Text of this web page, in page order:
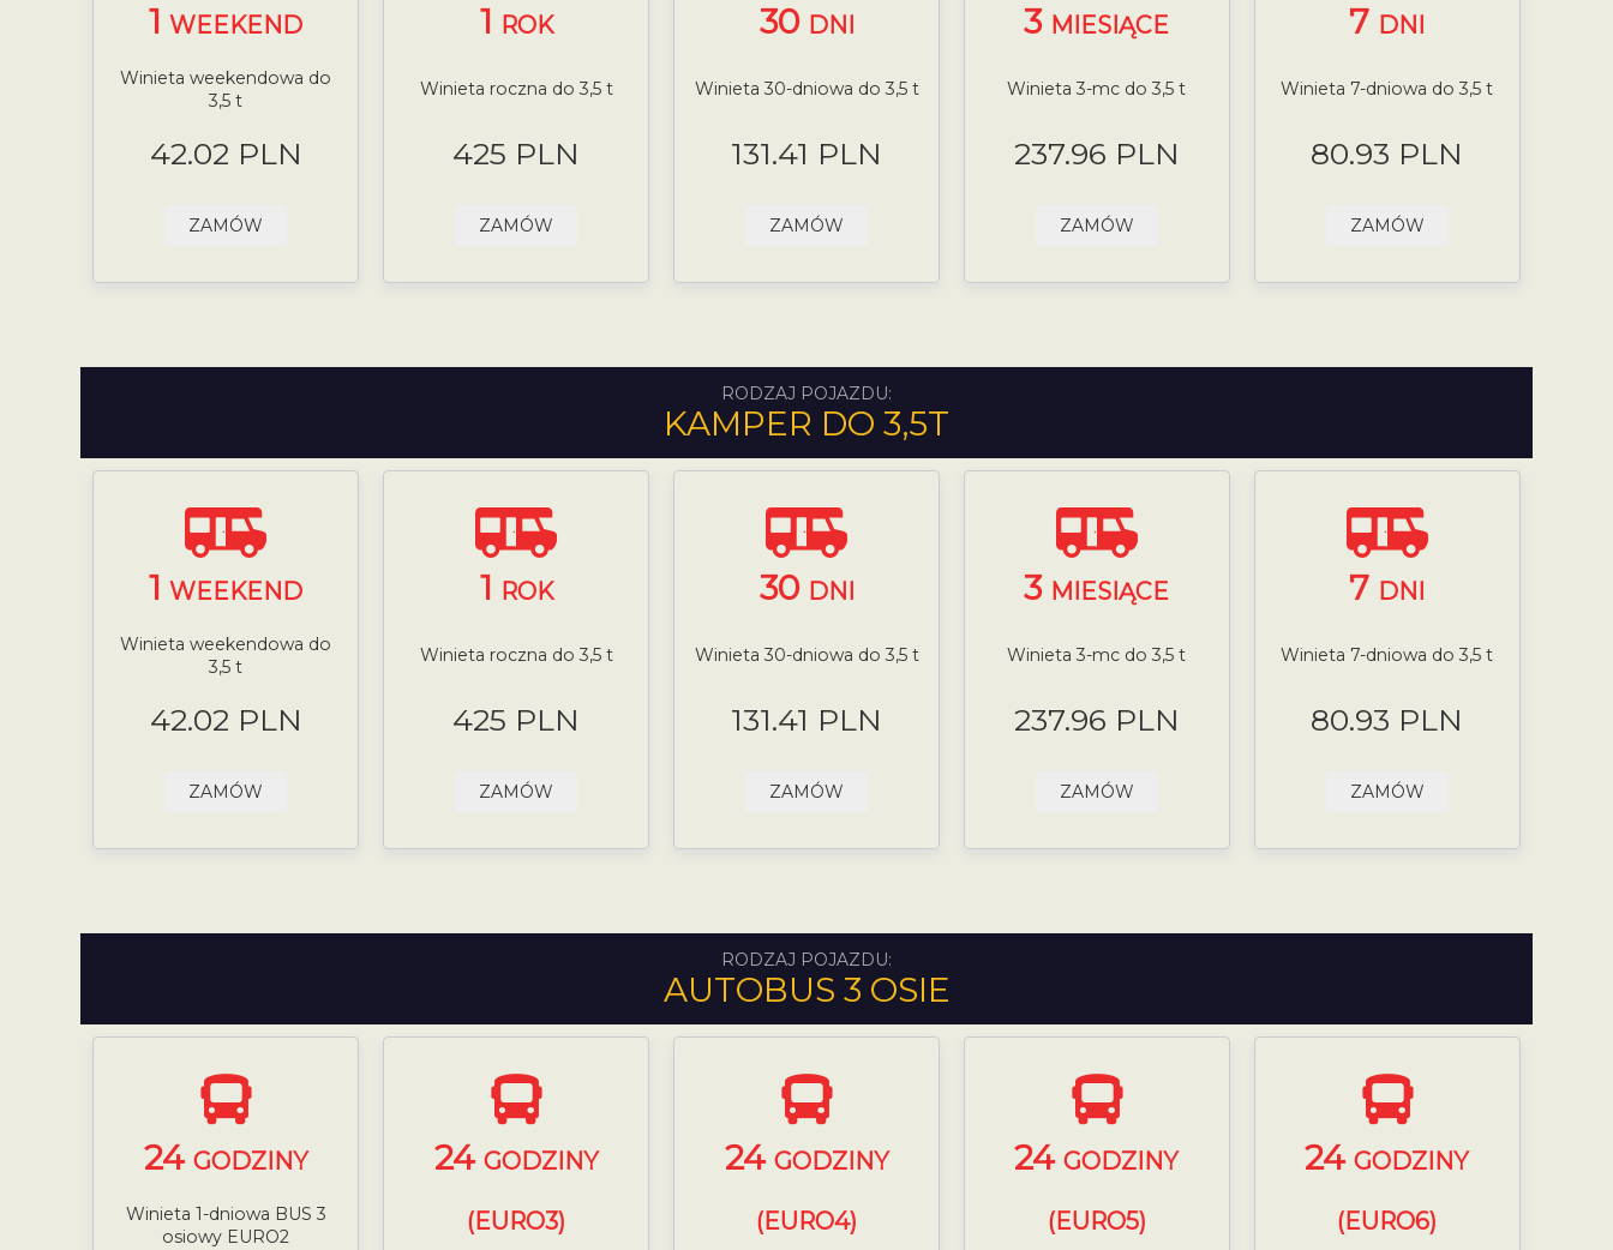
1WEEKEND
Winieta weekendowa do
3,5 t
42.02 PLN
ZAMÓW
1 ROK
Winieta roczna do 3,5 t
425 PLN
ZAMÓW
30 DNI
Winieta 30-dniowa do 3,5 t
131.41 PLN
ZAMÓW
3 MIESIĄCE
Winieta 3-mc do 3,5 t
237.96 PLN
ZAMÓW
7 DNI
Winieta 7-dniowa do 3,5 t
80.93 PLN
ZAMÓW
RODZAJ POJAZDU:
KAMPER DO 3,5T
1WEEKEND
Winieta weekendowa do
3,5 t
42.02 PLN
ZAMÓW
1 ROK
Winieta roczna do 3,5 t
425 PLN
ZAMÓW
30 DNI
Winieta 30-dniowa do 3,5 t
131.41 PLN
ZAMÓW
3 MIESIĄCE
Winieta 3-mc do 3,5 t
237.96 PLN
ZAMÓW
7 DNI
Winieta 7-dniowa do 3,5 t
80.93 PLN
ZAMÓW
RODZAJ POJAZDU:
AUTOBUS 3 OSIE
24 GODZINY
Winieta 1-dniowa BUS 3
osiowy EURO2
24 GODZINY
(EURO3)
24 GODZINY
(EURO4)
24GODZINY
(EURO5)
24GODZINY
(EURO6)